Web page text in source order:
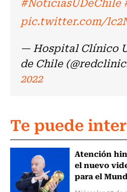
pic.twitter.com/
— Hospital Clínico
de Chile
2022
Te puede
Atención
el nuevo
para el